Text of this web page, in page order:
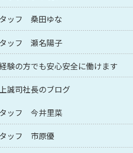
ッフ 桑田ゆな
ッフ 瀬名陽子
験の方でも安心安全に働けます
誠司社長のブログ
ッフ 今井里菜
ッフ 市原優